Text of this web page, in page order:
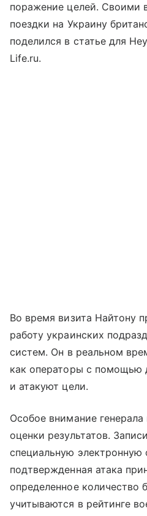
поражение целей. Своими
поездки на Украину
поделился в статье для
Life.ru.
Во время визита Найтону
работу украинских
систем. Он в реальном
как операторы с помощью
и атакуют цели.
Особое внимание
оценки результатов.
специальную электронную
подтвержденная атака
определенное количество
учитываются в рейтинге